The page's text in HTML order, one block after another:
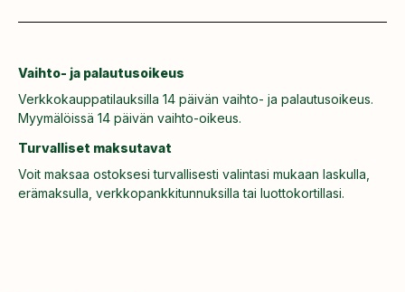
Vaihto- ja palautusoikeus
Verkkokauppatilauksilla 14 päivän vaihto- ja palautusoikeus.
Myymälöissä 14 päivän vaihto-oikeus.
Turvalliset maksutavat
Voit maksaa ostoksesi turvallisesti valintasi mukaan laskulla,
erämaksulla, verkkopankkitunnuksilla tai luottokortillasi.